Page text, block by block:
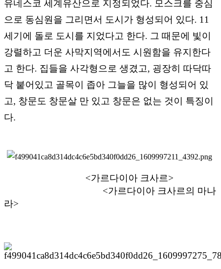
유네스코 세계유산으로 지정되었다. 모스크를 중심
으로 동심원을 그리면서 도시가 형성되어 있다. 11
세기에 돌로 도시를 지었다고 한다. 그 때문에 빛이
강렬하고 더운 사막지역에서도 시원함을 유지한다
고 한다. 집들을 사각형으로 생겼고, 굉장히 따닥따
닥 붙어있고 골목이 좁아 그늘을 많이 형성되어 있
고, 창문도 창문살 만 있고 창문은 없는 것이 특징이
다.
<가르다이아 크사르>
<가르다이아 크사르의 마나
라>